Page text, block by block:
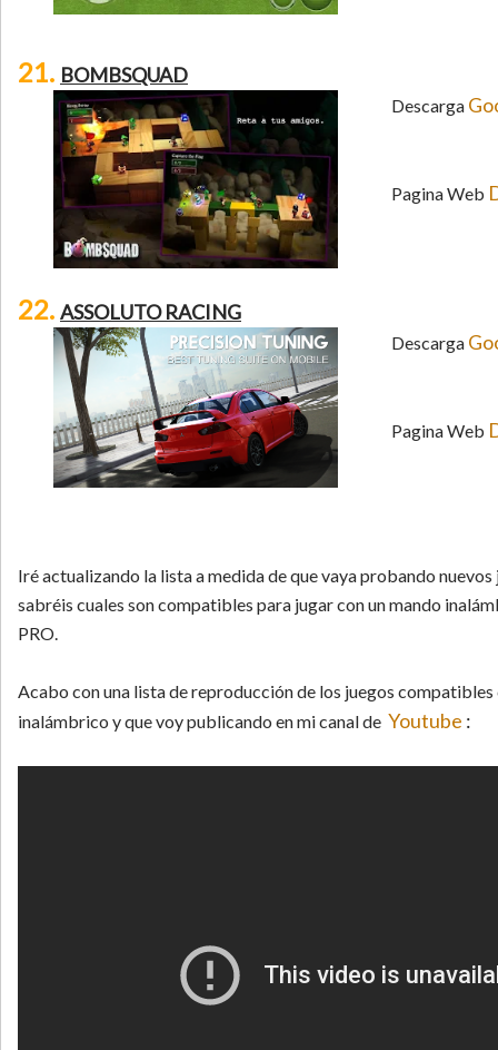
21. BOMBSQUAD
Descarga
Pagina Web
22. ASSOLUTO RACING
Descarga
Pagina Web
Iré actualizando la lista a medida de que vaya probando
sabréis cuales son compatibles para jugar con un mando
PRO.
Acabo con una lista de reproducción de los juegos compatibles
inalámbrico y que voy publicando en mi canal de Youtube :